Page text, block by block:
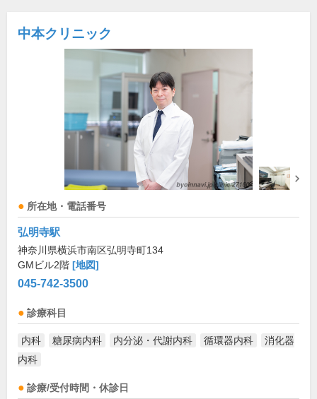
中本クリニック
所在地・電話番号
弘明寺駅
神奈川県横浜市南区弘明寺町134
GMビル2階 [地図]
045-742-3500
診療科目
内科 糖尿病内科 内分泌・代謝内科 循環器内科
消化器
内科
診療/受付時間・休診日